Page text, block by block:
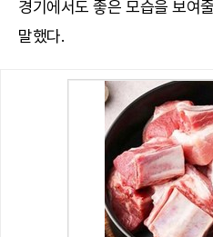
경기에서도 좋은 모습을 보여
말했다.